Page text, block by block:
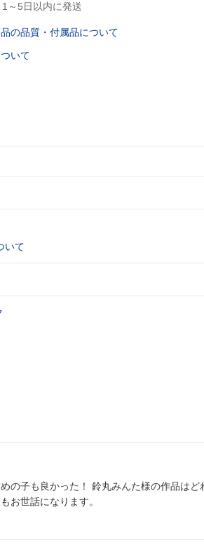
～5日以内に発送
の品質・付属品について
いて
いて
の子も良かった！ 鈴丸みんた様の作品は
お世話になります。